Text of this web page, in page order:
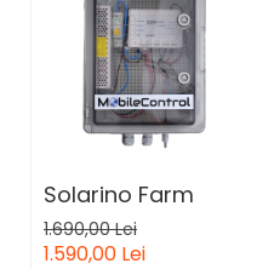
Solarino Farm
1.690,00 Lei
1.590,00 Lei